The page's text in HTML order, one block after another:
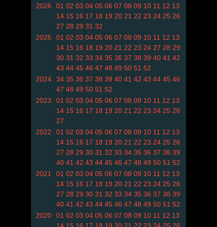
2026 01 02 03 04 05 06 07 08 09 10 11 12 13
14 15 16 17 18 19 20 21 22 23 24 25 26
27 28 29 31 32
2025
01 02 03 04 05 06 07 08 09 10 11 12 13
14 15 16 18 19 20 21 22 23 24 27 28 29
30 31 32 33 34 35 36 37 38 39 40 41 42
43 44 45 46 47 48 49 50 51 52
2024
34 35 36 37 38 39 40 41 42 43 44 45 46
47 48 49 50 51 52
2023
01 02 03 04 05 06 07 08 09 10 11 12 13
14 15 16 17 18 19 20 21 22 23 24 25 26
27
2022
01 02 03 04 05 06 07 08 09 10 11 12 13
14 15 16 17 18 19 20 21 22 23 24 25 26
27 28 29 30 31 32 33 34 35 36 37 38 39
40 41 42 43 44 45 46 47 48 49 50 51 52
2021
01 02 03 04 05 06 07 08 09 10 11 12 13
14 15 16 17 18 19 20 21 22 23 24 25 26
27 28 29 30 31 32 33 34 35 36 37 38 39
40 41 42 43 44 45 46 47 48 49 50 51 52
2020
01 02 03 04 05 06 07 08 09 10 11 12 13